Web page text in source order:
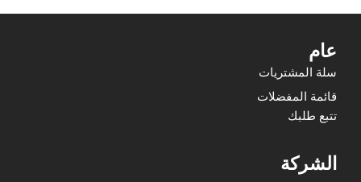
عام
سلة المشتريات
قائمة المفضلات
تتبع طلبك
الشركة